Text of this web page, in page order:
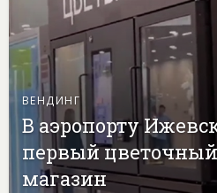
ВЕНДИНГ
В аэропорту
первый
магазин